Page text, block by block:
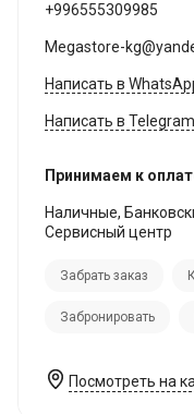
+996555309985
Megastore-
Написать в
Написать в Telegram
Принимаем к
Наличные,
Сервисный центр
Забрать заказ
Забронировать
Посмотреть на